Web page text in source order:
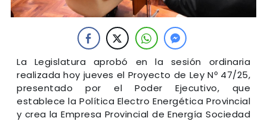
La Legislatura aprobó en la sesión ordinaria
realizada hoy jueves el Proyecto de Ley Nº 47/25,
presentado por el Poder Ejecutivo, que
establece la Política Electro Energética Provincial
y crea la Empresa Provincial de Energía Sociedad